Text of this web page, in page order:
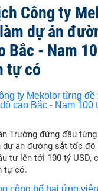
Công ty
dự án
Bắc - Nam
tự có
Trường đứng đầu
án đường sắt tốc độ
tư lên tới 100 tỷ USD,
tự có.